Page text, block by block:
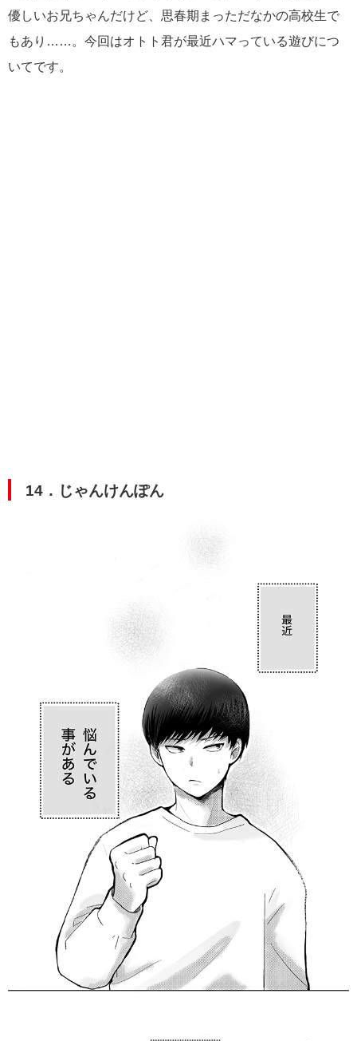
優しいお兄ちゃんだけど、思春期まっただなかの高校生で
もあり……。今回はオトト君が最近ハマっている遊びにつ
いてです。
14．じゃんけんぽん